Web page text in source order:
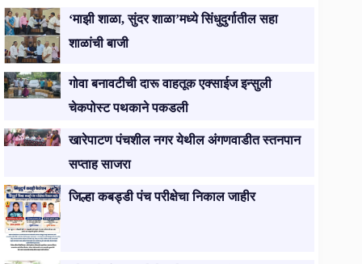
‘माझी शाळा, सुंदर शाळा’मध्ये सिंधुदुर्गातील सहा
शाळांची बाजी
गोवा बनावटीची दारू वाहतूक एक्साईज इन्सुली
चेकपोस्ट पथकाने पकडली
खारेपाटण पंचशील नगर येथील अंगणवाडीत स्तनपान
सप्ताह साजरा
जिल्हा कबड्डी पंच परीक्षेचा निकाल जाहीर